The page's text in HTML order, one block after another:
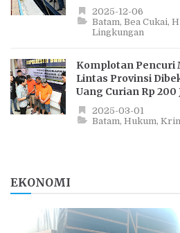
2025-12-06
Batam Bea Cukai
Lingkungan
Komplotan Pencuri
Lintas Provinsi
Uang Curian Rp 200
2025-03-01
Batam Hukum
EKONOMI